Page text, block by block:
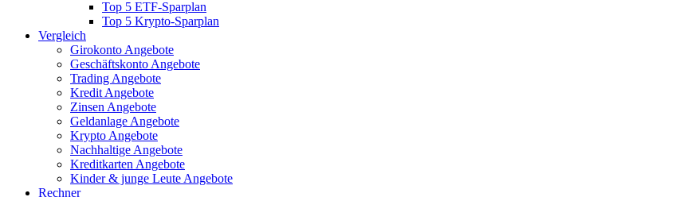
Top 5 ETF-Sparplan
Top 5 Krypto-Sparplan
Vergleich
Girokonto Angebote
Geschäftskonto Angebote
Trading Angebote
Kredit Angebote
Zinsen Angebote
Geldanlage Angebote
Krypto Angebote
Nachhaltige Angebote
Kreditkarten Angebote
Kinder & junge Leute Angebote
Rechner